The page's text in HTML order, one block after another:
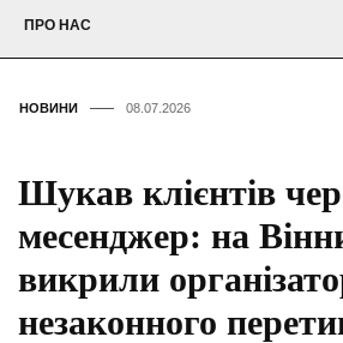
ПРО НАС
НОВИНИ 08.07.2026
Шукав клієнтів
месенджер: на
викрили
незаконного